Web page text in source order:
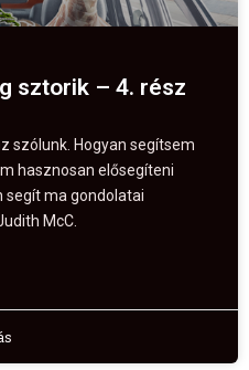
sztorik – 4. rész
szólunk. Hogyan segítsem
hasznosan elősegíteni
segít ma gondolatai
McC.